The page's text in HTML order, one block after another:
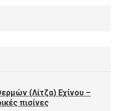
(Λίτζα) Εχίνου –
πισίνες